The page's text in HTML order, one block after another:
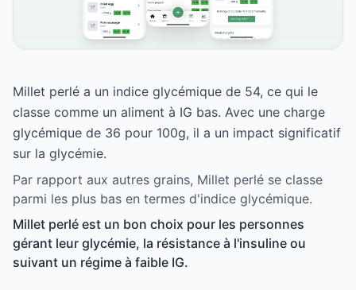
Millet perlé a un indice glycémique de 54, ce qui le
classe comme un aliment à IG bas. Avec une charge
glycémique de 36 pour 100g, il a un impact significatif
sur la glycémie.
Par rapport aux autres grains, Millet perlé se classe
parmi les plus bas en termes d'indice glycémique.
Millet perlé est un bon choix pour les personnes
gérant leur glycémie, la résistance à l'insuline ou
suivant un régime à faible IG.